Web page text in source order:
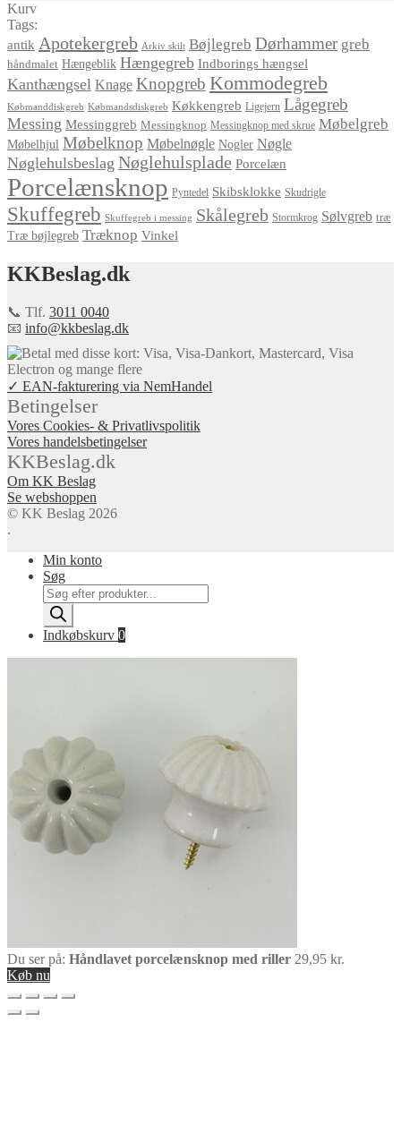
Kurv
Tags:
antik Apotekergreb Arkiv skilt Bøjlegreb Dørhammer greb
håndmalet Hængeblik Hængegreb Indborings hængsel
Kanthængsel Knage Knopgreb Kommodegreb
Købmanddiskgreb Købmandsdiskgreb Køkkengreb Ligejern Lågegreb
Messing Messinggreb Messingknop Messingknop med skrue Møbelgreb
Møbelhjul Møbelknop Møbelnøgle Nogler Nøgle
Nøglehulsbeslag Nøglehulsplade Porcelæn
Porcelænsknop Pyntedel Skibsklokke Skudrigle
Skuffegreb Skuffegreb i messing Skålegreb Stormkrog Sølvgreb træ
Træ bøjlegreb Træknop Vinkel
KKBeslag.dk
📞 Tlf. 3011 0040
📧 info@kkbeslag.dk
✓ EAN-fakturering via NemHandel
Betingelser
Vores Cookies- & Privatlivspolitik
Vores handelsbetingelser
KKBeslag.dk
Om KK Beslag
Se webshoppen
© KK Beslag 2026
.
Min konto
Søg
Products
search
Indkøbskurv 0
Du ser på: Håndlavet porcelænsknop med riller 29,95 kr.
Køb nu